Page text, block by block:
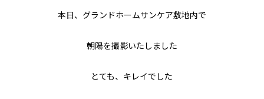
本日、グランドホームサンケア敷地内で
朝陽を撮影いたしました
とても、キレイでした